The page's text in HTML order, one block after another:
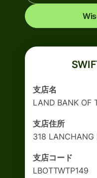
支店名
LAND BANK OF
支店住所
318 LANCHANG
支店コード
LBOTTWTP149